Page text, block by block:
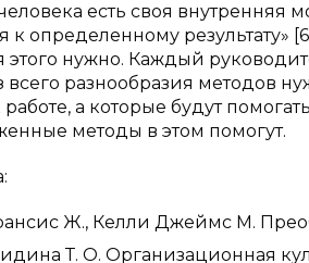
есть своя внутренняя
к определенному результату»
этого нужно. Каждый
разнообразия методов
а которые будут
методы в этом помогут.
Ж., Келли Джеймс М.
Т. О. Организационная